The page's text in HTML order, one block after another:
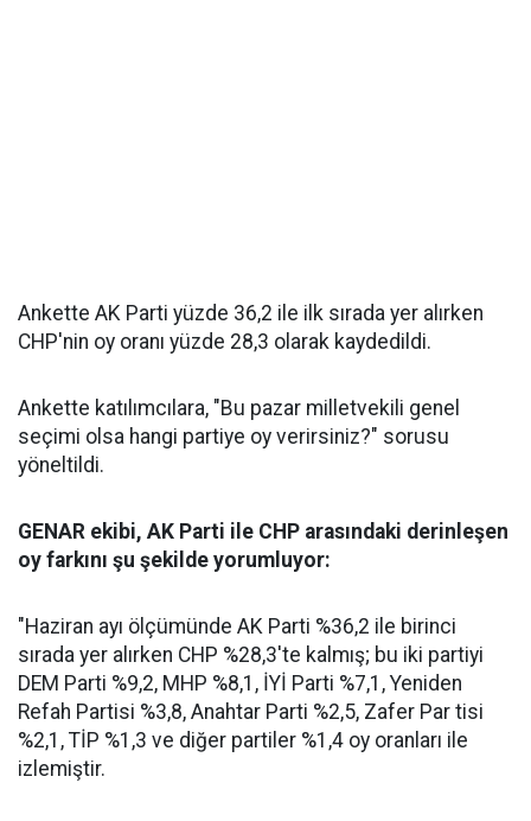
Ankette AK Parti yüzde 36,2 ile ilk sırada yer alırken
CHP'nin oy oranı yüzde 28,3 olarak kaydedildi.
Ankette katılımcılara, "Bu pazar milletvekili genel
seçimi olsa hangi partiye oy verirsiniz?" sorusu
yöneltildi.
GENAR ekibi, AK Parti ile CHP arasındaki derinleşen
oy farkını şu şekilde yorumluyor:
"Haziran ayı ölçümünde AK Parti %36,2 ile birinci
sırada yer alırken CHP %28,3'te kalmış; bu iki partiyi
DEM Parti %9,2, MHP %8,1, İYİ Parti %7,1, Yeniden
Refah Partisi %3,8, Anahtar Parti %2,5, Zafer Par tisi
%2,1, TİP %1,3 ve diğer partiler %1,4 oy oranları ile
izlemiştir.